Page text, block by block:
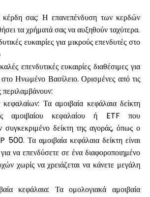
κέρδη σας: Η επανεπένδυση των κερδών
τα χρήματά σας να αυξηθούν ταχύτερα.
ευκαιρίες για μικρούς επενδυτές στο
επενδυτικές ευκαιρίες διαθέσιμες για
στο Ηνωμένο Βασίλειο. Ορισμένες από τις
περιλαμβάνουν:
κεφαλαίων: Τα αμοιβαία κεφάλαια δείκτη
αμοιβαίου κεφαλαίου ή ETF που
συγκεκριμένο δείκτη της αγοράς, όπως ο
Τα αμοιβαία κεφάλαια δείκτη είναι
να επενδύσετε σε ένα διαφοροποιημένο
χωρίς να χρειάζεται να κάνετε μεγάλη
κεφάλαια: Τα ομολογιακά αμοιβαία